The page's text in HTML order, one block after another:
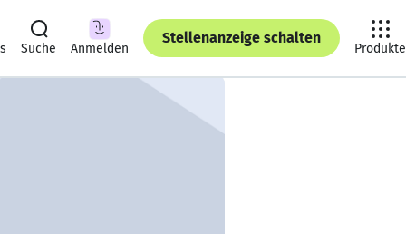
Suche Anmelden
Stellenanzeige schalten
Produkte